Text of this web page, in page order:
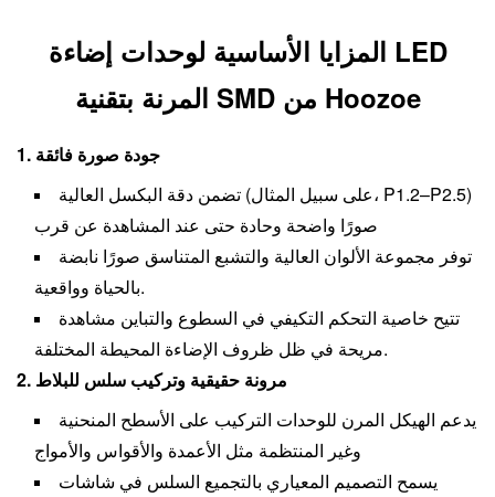
المزايا الأساسية لوحدات إضاءة LED
المرنة بتقنية SMD من Hoozoe
1. جودة صورة فائقة
تضمن دقة البكسل العالية (على سبيل المثال، P1.2–P2.5)
صورًا واضحة وحادة حتى عند المشاهدة عن قرب
توفر مجموعة الألوان العالية والتشبع المتناسق صورًا نابضة
بالحياة وواقعية.
تتيح خاصية التحكم التكيفي في السطوع والتباين مشاهدة
مريحة في ظل ظروف الإضاءة المحيطة المختلفة.
2. مرونة حقيقية وتركيب سلس للبلاط
يدعم الهيكل المرن للوحدات التركيب على الأسطح المنحنية
وغير المنتظمة مثل الأعمدة والأقواس والأمواج
يسمح التصميم المعياري بالتجميع السلس في شاشات